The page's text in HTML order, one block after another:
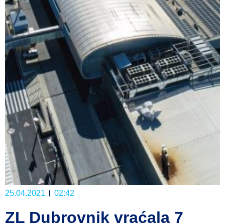
25.04.2021 02:42
ZL Dubrovnik vraćala 7